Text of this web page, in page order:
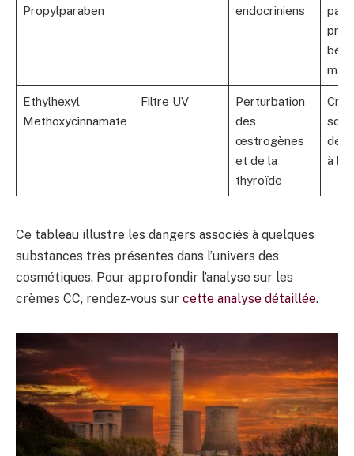
Propylparaben
endocriniens
Ethylhexyl
Methoxycinnamate
Filtre UV
Perturbation
des
œstrogènes
et de la
thyroïde
de
à
Ce tableau illustre les dangers associés à quelques
substances très présentes dans l’univers des
cosmétiques. Pour approfondir l’analyse sur les
crèmes CC, rendez-vous sur cette analyse détaillée.